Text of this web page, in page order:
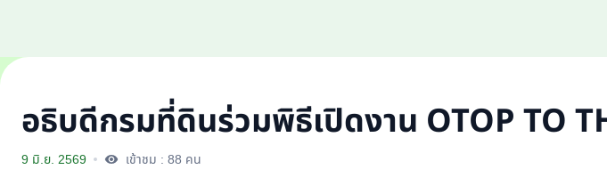
อธิบดีกรมที่ดินร่วมพิธีเปิดงาน OTOP TO
9 มิ.ย. 2569 เข้าชม : 88 คน